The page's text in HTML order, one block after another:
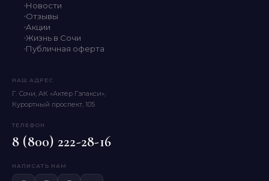
Новости
Отзывы
Акции
Жизнь в Сочи
Публичная оферта
НАШ АДРЕС
Г. Сочи, АК «Актёр Гэлакси»,
Курортный проспект, 105
ТЕЛЕФОН
8 (800) 222-28-16
НАПИСАТЬ НАМ